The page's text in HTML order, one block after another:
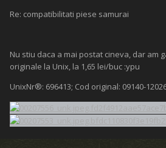
Re: compatibilitati piese samurai
Nu stiu daca a mai postat cineva, dar am
originale la Unix, la 1,65 lei/buc :ypu
UnixNr®: 696413; Cod original: 09140-